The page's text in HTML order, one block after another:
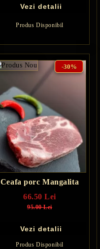
Vezi detalii
Produs Disponibil
Ceafa porc Mangalita
-30%
66.50 Lei
95.00 Lei
Vezi detalii
Produs Disponibil